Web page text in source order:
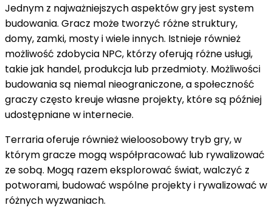
Jednym z najważniejszych aspektów gry jest system
budowania. Gracz może tworzyć różne struktury,
domy, zamki, mosty i wiele innych. Istnieje również
możliwość zdobycia NPC, którzy oferują różne usługi,
takie jak handel, produkcja lub przedmioty. Możliwości
budowania są niemal nieograniczone, a społeczność
graczy często kreuje własne projekty, które są później
udostępniane w internecie.
Terraria oferuje również wieloosobowy tryb gry, w
którym gracze mogą współpracować lub rywalizować
ze sobą. Mogą razem eksplorować świat, walczyć z
potworami, budować wspólne projekty i rywalizować w
różnych wyzwaniach.